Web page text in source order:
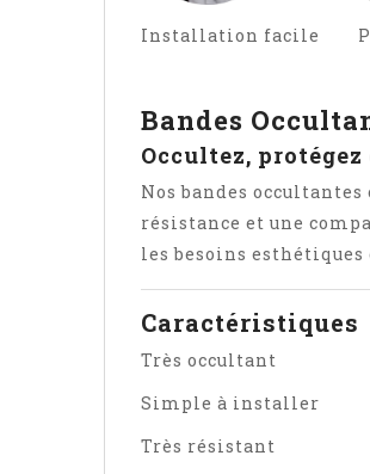
Installation facile
Bandes
Occultez,
Nos bandes
résistance et une
les besoins esthétiques
Caractéristiques
Très occultant
Simple à installer
Très résistant